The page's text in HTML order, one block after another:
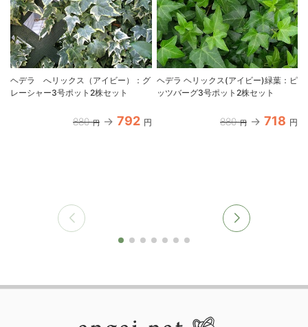
ヘデラ へリックス（アイビー）：グ
レーシャー3号ポット2株セット
880 円 792 円
ヘデラ ヘリックス(アイビー)緑葉：ピ
ッツバーグ3号ポット2株セット
880 円 718 円